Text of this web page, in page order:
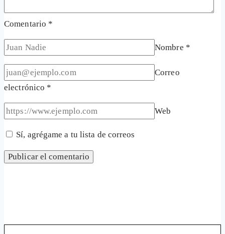
Comentario *
Nombre *
Correo
electrónico *
Web
Sí, agrégame a tu lista de correos